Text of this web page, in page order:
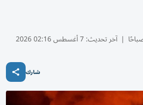
| آخر تحديث:7 أغسطس 02:16 2026
شارك